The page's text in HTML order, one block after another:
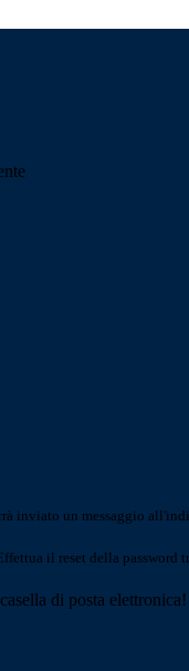
inviato un messaggio
il reset della password
di posta elettronica!